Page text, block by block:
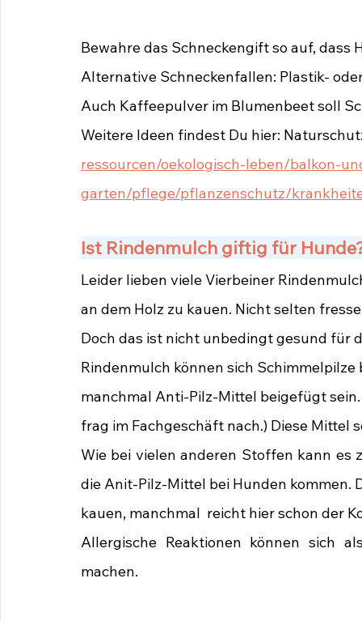
Bewahre das Schneckengift so auf,
Alternative Schneckenfallen: Plastik-
Auch Kaffeepulver im Blumenbeet soll
Weitere Ideen findest Du hier:
ressourcen/oekologisch-leben/balkon-
garten/pflege/pflanzenschutz/
Ist Rindenmulch giftig für
Leider lieben viele Vierbeiner
an dem Holz zu kauen. Nicht selten
Doch das ist nicht unbedingt gesund für
Rindenmulch können sich
manchmal Anti-Pilz-Mittel beigefügt
frag im Fachgeschäft nach.) Diese Mittel
Wie bei vielen anderen Stoffen kann es
die Anit-Pilz-Mittel bei Hunden kommen.
kauen, manchmal  reicht hier schon der
Allergische Reaktionen können sich
machen.